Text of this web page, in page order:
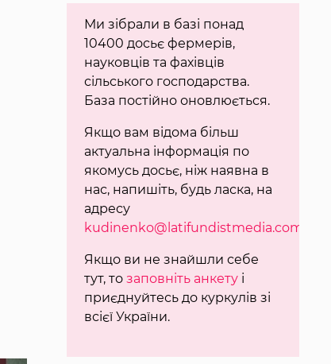
Ми зібрали в базі понад
10400 досьє фермерів,
науковців та фахівців
сільського господарства.
База постійно оновлюється.
Якщо вам відома більш
актуальна інформація по
якомусь досьє, ніж наявна в
нас, напишіть, будь ласка, на
адресу
kudinenko@latifundistmedia.com
Якщо ви не знайшли себе
тут, то заповніть анкетуі
приєднуйтесь до куркулів зі
всієї України.